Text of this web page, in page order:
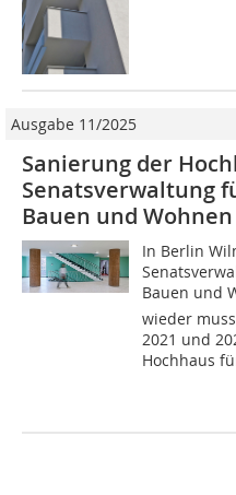
Ausgabe 11/2025
Sanierung der
Senatsverwaltung
Bauen und
In Berlin
Bauen und
wieder
2021 und
Hochhaus